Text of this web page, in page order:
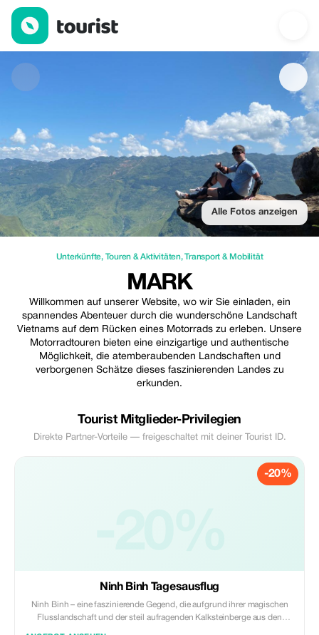
Mark — Unterkünfte | Up to 20% off | Tourist
Alle Fotos anzeigen
Unterkünfte, Touren & Aktivitäten,Transport & Mobilität
MARK
Willkommen auf unserer Website, wo wir Sie einladen, ein
spannendes Abenteuer durch die wunderschöne Landschaft
Vietnams auf dem Rücken eines Motorrads zu erleben. Unsere
Motorradtouren bieten eine einzigartige und authentische
Möglichkeit, die atemberaubenden Landschaften und
verborgenen Schätze dieses faszinierenden Landes zu
erkunden.
Tourist Mitglieder-Privilegien
Direkte Partner-Vorteile — freigeschaltet mit deiner Tourist ID.
-20%
Ninh Binh Tagesausflug
Ninh Binh – eine faszinierende Gegend, die aufgrund ihrer magischen
Flusslandschaft und der steil aufragenden Kalksteinberge aus den